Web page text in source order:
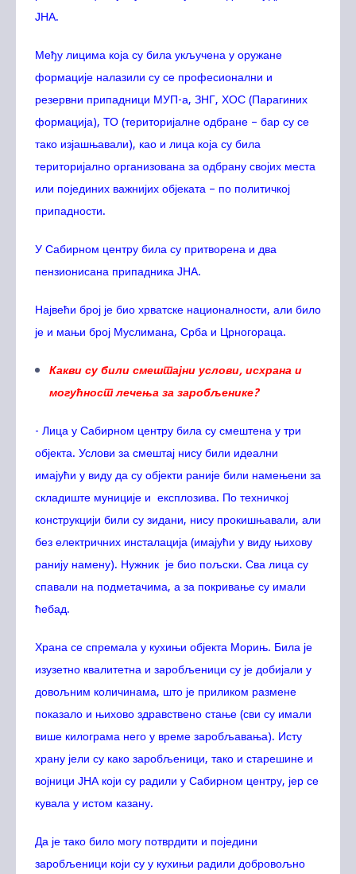
ЈНА.
Међу лицима која су била укључена у оружане
формације налазили су се професионални и
резервни припадници МУП-а, ЗНГ, ХОС (Парагиних
формација), ТО (територијалне одбране – бар су се
тако изјашњавали), као и лица која су била
територијално организована за одбрану својих места
или појединих важнијих објеката – по политичкој
припадности.
У Сабирном центру била су притворена и два
пензионисана припадника ЈНА.
Највећи број је био хрватске националности, али било
је и мањи број Муслимана, Срба и Црногораца.
Какви су били смештајни услови, исхрана и
могућност лечења за заробљенике?
- Лица у Сабирном центру била су смештена у три
објекта. Услови за смештај нису били идеални
имајући у виду да су објекти раније били намењени за
складиште муниције и експлозива. По техничкој
конструкцији били су зидани, нису прокишњавали, али
без електричних инсталација (имајући у виду њихову
ранију намену). Нужник је био пољски. Сва лица су
спавали на подметачима, а за покривање су имали
ћебад.
Храна се спремала у кухињи објекта Морињ. Била је
изузетно квалитетна и заробљеници су је добијали у
довољним количинама, што је приликом размене
показало и њихово здравствено стање (сви су имали
више килограма него у време заробљавања). Исту
храну јели су како заробљеници, тако и старешине и
војници ЈНА који су радили у Сабирном центру, јер се
кувала у истом казану.
Да је тако било могу потврдити и поједини
заробљеници који су у кухињи радили добровољно